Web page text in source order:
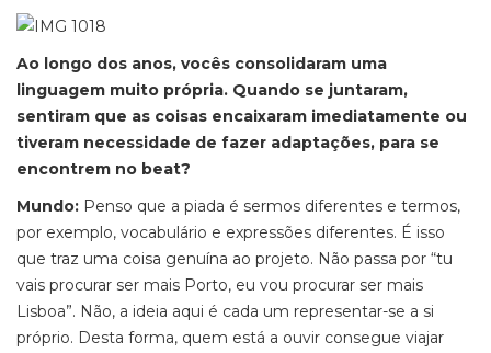
Ao longo dos anos, vocês consolidaram uma
linguagem muito própria. Quando se juntaram,
sentiram que as coisas encaixaram imediatamente ou
tiveram necessidade de fazer adaptações, para se
encontrem no beat?
Mundo: Penso que a piada é sermos diferentes e termos,
por exemplo, vocabulário e expressões diferentes. É isso
que traz uma coisa genuína ao projeto. Não passa por “tu
vais procurar ser mais Porto, eu vou procurar ser mais
Lisboa”. Não, a ideia aqui é cada um representar-se a si
próprio. Desta forma, quem está a ouvir consegue viajar